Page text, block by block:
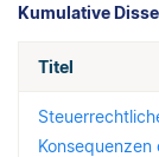
Kumulative
Titel